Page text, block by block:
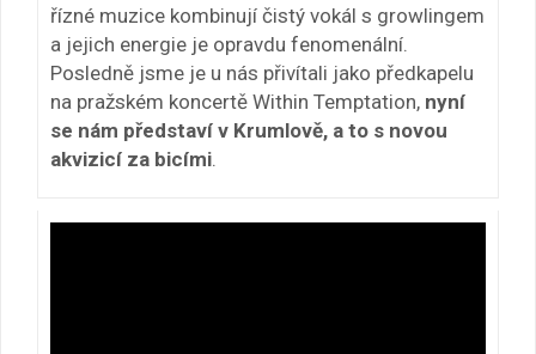
řízné muzice kombinují čistý vokál s growlingem
a jejich energie je opravdu fenomenální.
Posledně jsme je u nás přivítali jako předkapelu
na pražském koncertě Within Temptation, nyní
se nám představí v Krumlově, a to s novou
akvizicí za bicími